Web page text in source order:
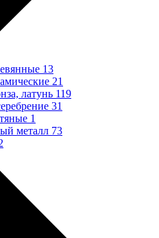
13
21
латунь 119
31
1
металл 73